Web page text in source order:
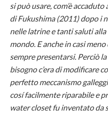
si può usare, com’è
di Fukushima (2011) dopo i
nelle latrine e tanti saluti
mondo. E anche in casi
sempre presentarsi. Perciò
bisogno c’era di modificare
perfetto meccanismo
cosí facilmente riparabile e
water closet fu inventato da